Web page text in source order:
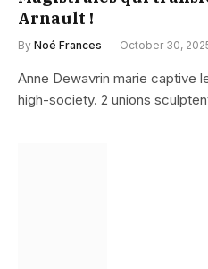
Arnault !
By Noé Frances October 30,
Anne Dewavrin marie captive
high-society. 2 unions